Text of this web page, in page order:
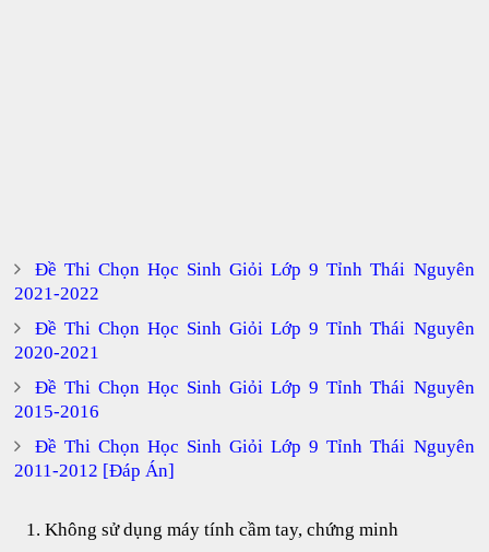
Đề Thi Chọn Học Sinh Giỏi Lớp 9 Tỉnh Thái Nguyên
2021-2022
Đề Thi Chọn Học Sinh Giỏi Lớp 9 Tỉnh Thái Nguyên
2020-2021
Đề Thi Chọn Học Sinh Giỏi Lớp 9 Tỉnh Thái Nguyên
2015-2016
Đề Thi Chọn Học Sinh Giỏi Lớp 9 Tỉnh Thái Nguyên
2011-2012 [Đáp Án]
Không sử dụng máy tính cầm tay, chứng minh